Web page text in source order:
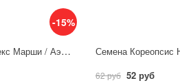
-15%
Семена Томат Бифштекс Марши / Аэлита
62 руб 52 руб